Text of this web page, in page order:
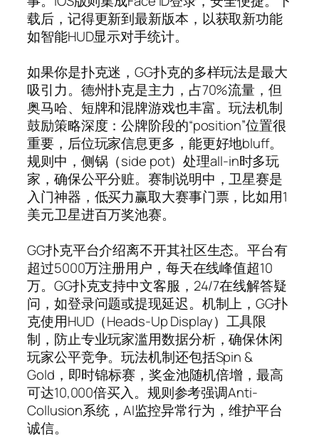
载后，记得更新到最新版本，以获取新功能
如智能HUD显示对手统计。
如果你是扑克迷，GG扑克的多样玩法是最大
吸引力。德州扑克是主力，占70%流量，但
奥马哈、短牌和混牌游戏也丰富。玩法机制
鼓励策略深度：公牌阶段的“position”位置很
重要，后位玩家信息更多，能更好地bluff。
规则中，侧锅（side pot）处理all-in时多玩
家，确保公平分赃。赛制说明中，卫星赛是
入门神器，低买力赢取大赛事门票，比如用1
美元卫星进百万奖池赛。
GG扑克平台介绍离不开其社区生态。平台有
超过5000万注册用户，每天在线峰值超10
万。GG扑克支持中文客服，24/7在线解答疑
问，如登录问题或提现延迟。机制上，GG扑
克使用HUD（Heads-Up Display）工具限
制，防止专业玩家滥用数据分析，确保休闲
玩家公平竞争。玩法机制还包括Spin &
Gold，即时锦标赛，奖金池随机倍增，最高
可达10,000倍买入。规则参考强调Anti-
Collusion系统，AI监控异常行为，维护平台
诚信。